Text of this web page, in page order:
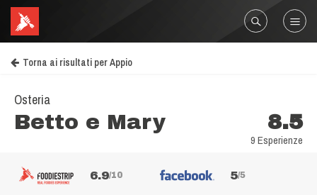
Torna ai risultati per Appio
Osteria
Betto e Mary 8.5
9 Esperienze
6.9/10 5/5